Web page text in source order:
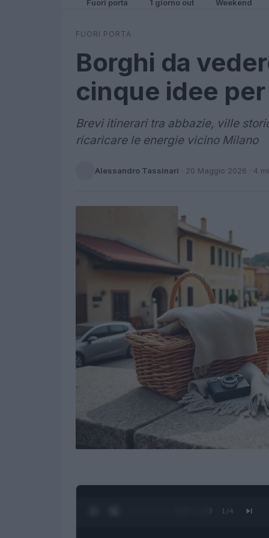
Fuori porta 1 giorno out Weekend
FUORI PORTA
Borghi da
cinque idee
Brevi itinerari tra abbazie, ville
ricaricare le energie vicino Milano
Alessandro Tassinari · 20 Maggio 2026 · 4
0:28 / 1:23 1 /4